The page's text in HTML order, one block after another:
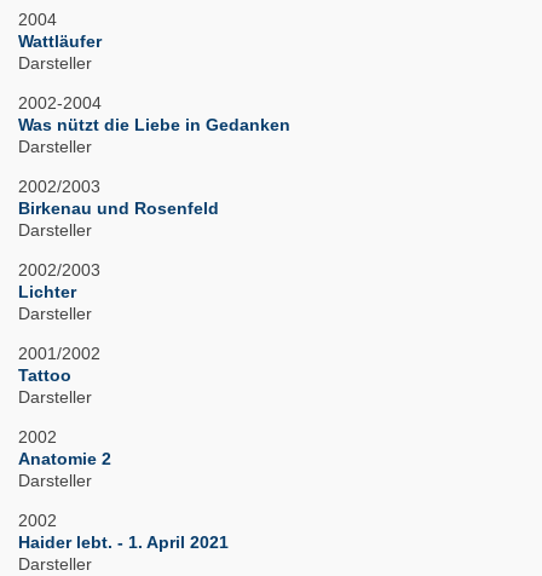
2004
Wattläufer
Darsteller
2002-2004
Was nützt die Liebe in Gedanken
Darsteller
2002/2003
Birkenau und Rosenfeld
Darsteller
2002/2003
Lichter
Darsteller
2001/2002
Tattoo
Darsteller
2002
Anatomie 2
Darsteller
2002
Haider lebt. - 1. April 2021
Darsteller